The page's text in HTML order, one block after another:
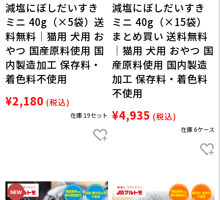
減塩にぼしだいすき
ミニ 40g（×5袋）送
料無料｜猫用 犬用 お
やつ 国産原料使用 国
内製造加工 保存料・
着色料不使用
¥2,180 (税込)
在庫 19セット
減塩にぼしだいすき
ミニ 40g（×15袋）
まとめ買い 送料無料
｜猫用 犬用 おやつ 国
産原料使用 国内製造
加工 保存料・着色料
不使用
¥4,935 (税込)
在庫 6ケース